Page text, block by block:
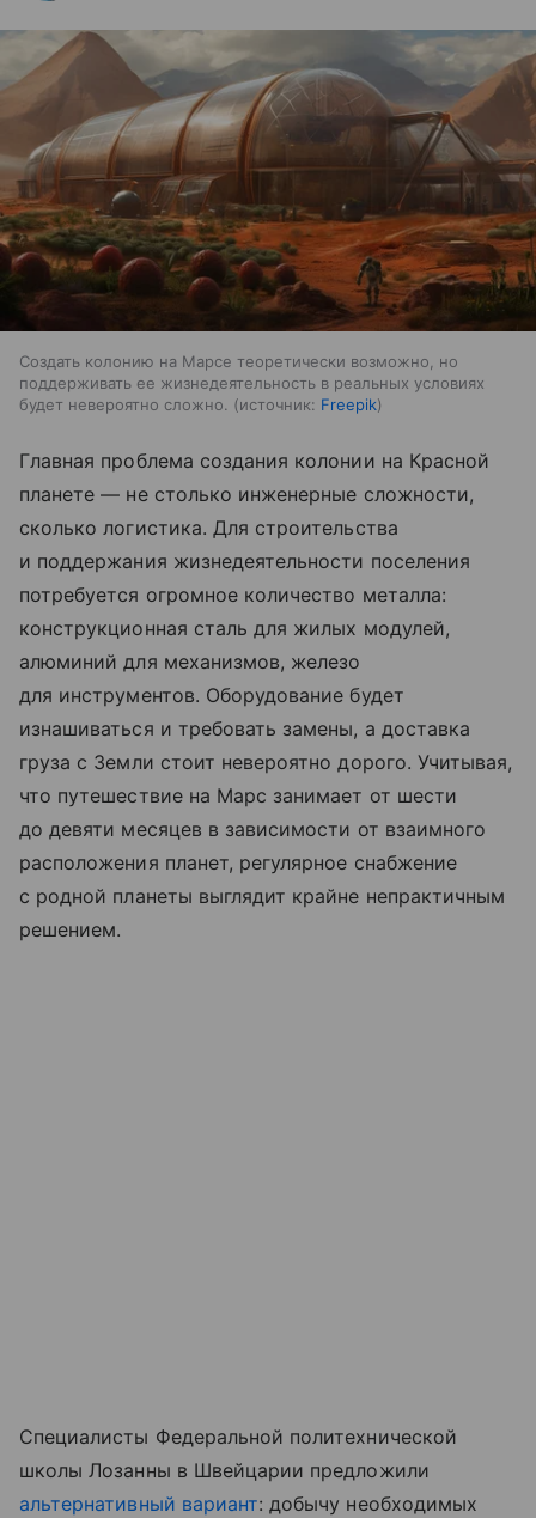
Создать колонию на Марсе теоретически возможно, но
поддерживать ее жизнедеятельность в реальных условиях
будет невероятно сложно.
источник: Freepik
Главная проблема создания колонии на Красной
планете — не столько инженерные сложности,
сколько логистика. Для строительства
и поддержания жизнедеятельности поселения
потребуется огромное количество металла:
конструкционная сталь для жилых модулей,
алюминий для механизмов, железо
для инструментов. Оборудование будет
изнашиваться и требовать замены, а доставка
груза с Земли стоит невероятно дорого. Учитывая,
что путешествие на Марс занимает от шести
до девяти месяцев в зависимости от взаимного
расположения планет, регулярное снабжение
с родной планеты выглядит крайне непрактичным
решением.
Специалисты Федеральной политехнической
школы Лозанны в Швейцарии предложили
альтернативный вариант: добычу необходимых